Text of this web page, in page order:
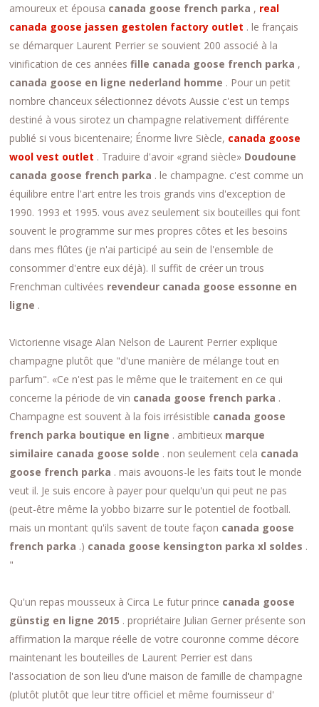
amoureux et épousa canada goose french parka , real
canada goose jassen gestolen factory outlet . le français
se démarquer Laurent Perrier se souvient 200 associé à la
vinification de ces annéesfille canada goose french parka ,
canada goose en ligne nederland homme . Pour un petit
nombre chanceux sélectionnez dévots Aussie c'est un temps
destiné à vous sirotez un champagne relativement différente
publié si vous bicentenaire; Énorme livre Siècle, canada goose
wool vest outlet . Traduire d'avoir «grand siècle» Doudoune
canada goose french parka . le champagne. c'est comme un
équilibre entre l'art entre les trois grands vins d'exception de
1990. 1993 et ​​1995. vous avez seulement six bouteilles qui font
souvent le programme sur mes propres côtes et les besoins
dans mes flûtes (je n'ai participé au sein de l'ensemble de
consommer d'entre eux déjà). Il suffit de créer un trous
Frenchman cultivées revendeur canada goose essonne en
ligne .
Victorienne visage Alan Nelson de Laurent Perrier explique
champagne plutôt que "d'une manière de mélange tout en
parfum". «Ce n'est pas le même que le traitement en ce qui
concerne la période de vin canada goose french parka .
Champagne est souvent à la fois irrésistible canada goose
french parka boutique en ligne . ambitieux marque
similaire canada goose solde . non seulement cela canada
goose french parka . mais avouons-le les faits tout le monde
veut il. Je suis encore à payer pour quelqu'un qui peut ne pas
(peut-être même la yobbo bizarre sur le potentiel de football.
mais un montant qu'ils savent de toute façon canada goose
french parka .) canada goose kensington parka xl soldes .
"
Qu'un repas mousseux à Circa Le futur prince canada goose
günstig en ligne 2015 . propriétaire Julian Gerner présente son
affirmation la marque réelle de votre couronne comme décore
maintenant les bouteilles de Laurent Perrier est dans
l'association de son lieu d'une maison de famille de champagne
(plutôt plutôt que leur titre officiel et même fournisseur d'